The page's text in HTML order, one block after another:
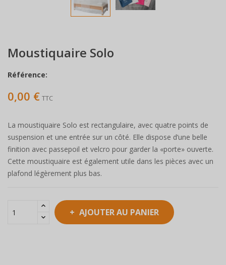
Moustiquaire Solo
Référence:
0,00 € TTC
La moustiquaire Solo est rectangulaire, avec quatre points de
suspension et une entrée sur un côté. Elle dispose d’une belle
finition avec passepoil et velcro pour garder la «porte» ouverte.
Cette moustiquaire est également utile dans les pièces avec un
plafond légèrement plus bas.
AJOUTER AU PANIER